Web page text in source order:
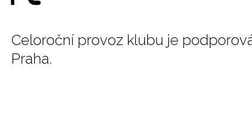
Celoroční provoz klubu je
Praha.